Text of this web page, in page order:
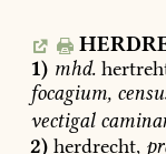
adv.
1) mhd.
focagium,
vectigal
2) herdrecht,